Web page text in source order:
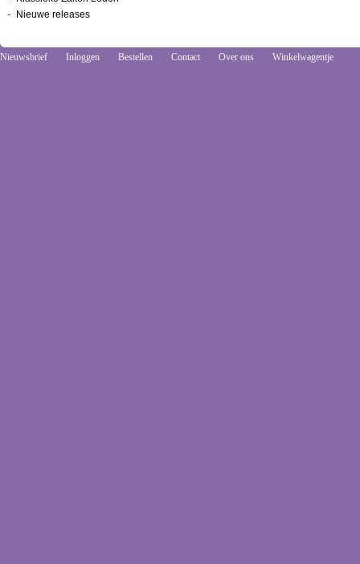
Nieuwe releases
Nieuwsbrief Inloggen Bestellen Contact Over ons Winkelwagentje